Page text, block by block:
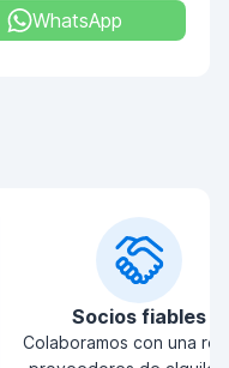
WhatsApp
Socios fiables
Colaboramos con una